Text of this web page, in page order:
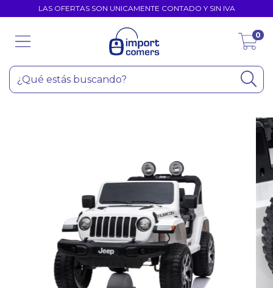
LAS OFERTAS SON UNICAMENTE CONTADO Y SIN IVA
0